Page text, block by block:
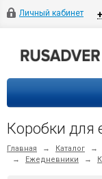
Личный кабинет
Коробки для
Главная → Каталог →
→
Ежедневники →